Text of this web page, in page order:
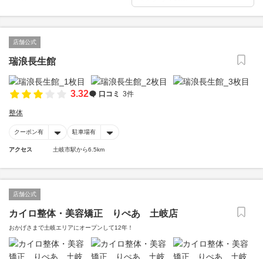
店舗公式
瑞浪長生館
3.32 口コミ 3件
整体
クーポン有 駐車場有
アクセス 土岐市駅から6.5km
店舗公式
カイロ整体・美容矯正 りぺあ 土岐店
おかげさまで土岐エリアにオープンして12年！